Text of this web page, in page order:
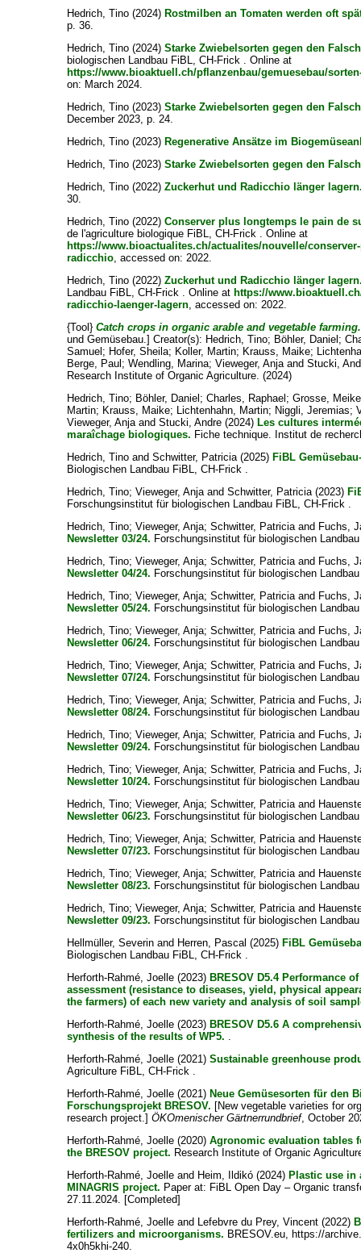
Hedrich, Tino (2024) Rostmilben an Tomaten werden oft
p. 36.
Hedrich, Tino (2024)Starke Zwiebelsorten gegen den
biologischen Landbau FiBL, CH-Frick . Online at
https://www.bioaktuell.ch/pflanzenbau/gemuesebau/
on: March 2024.
Hedrich, Tino (2023)Starke Zwiebelsorten gegen den
December 2023, p. 24.
Hedrich, Tino (2023) Regenerative Ansätze im
Hedrich, Tino (2023)Starke Zwiebelsorten gegen den
Hedrich, Tino (2022)Zuckerhut und Radicchio länger
30.
Hedrich, Tino (2022)Conserver plus longtemps le pain de
de l'agriculture biologique FiBL, CH-Frick . Online at
https://www.bioactualites.ch/actualites/nouvelle/
radicchio, accessed on: 2022.
Hedrich, Tino (2022)Zuckerhut und Radicchio länger
Landbau FiBL, CH-Frick . Online at https://
radicchio-laenger-lagern, accessed on: 2022.
{Tool}Catch crops in organic arable and vegetable farming.
und Gemüsebau.]Creator(s): Hedrich, Tino; Böhler, Daniel ;
Samuel ; Hofer, Sheila; Koller, Martin; Krauss, Maike;
Berge, Paul ;Wendling, Marina;Vieweger, AnjaandStucki,
Research Institute of Organic Agriculture. (2024)
Hedrich, Tino; Böhler, Daniel ;Charles, Raphael ;Grosse, Meike
Martin; Krauss, Maike; Lichtenhahn, Martin; Niggli, Jeremias;
Vieweger, AnjaandStucki, Andre (2024) Les cultures
maraîchage biologiques. Fiche technique. Institut de
Hedrich, Tino andSchwitter, Patricia(2025) FiBL
Biologischen Landbau FiBL, CH-Frick .
Hedrich, Tino;Vieweger, AnjaandSchwitter, Patricia(2023)
Forschungsinstitut für biologischen Landbau FiBL, CH-Frick .
Hedrich, Tino;Vieweger, Anja;Schwitter, Patriciaand Fuchs,
Newsletter 03/24. Forschungsinstitut für biologischen
Hedrich, Tino;Vieweger, Anja;Schwitter, Patriciaand Fuchs,
Newsletter 04/24. Forschungsinstitut für biologischen
Hedrich, Tino;Vieweger, Anja;Schwitter, Patriciaand Fuchs,
Newsletter 05/24. Forschungsinstitut für biologischen
Hedrich, Tino;Vieweger, Anja;Schwitter, Patriciaand Fuchs,
Newsletter 06/24. Forschungsinstitut für biologischen
Hedrich, Tino;Vieweger, Anja;Schwitter, Patriciaand Fuchs,
Newsletter 07/24. Forschungsinstitut für biologischen
Hedrich, Tino;Vieweger, Anja;Schwitter, Patriciaand Fuchs,
Newsletter 08/24. Forschungsinstitut für biologischen
Hedrich, Tino;Vieweger, Anja;Schwitter, Patriciaand Fuchs,
Newsletter 09/24. Forschungsinstitut für biologischen
Hedrich, Tino;Vieweger, Anja;Schwitter, Patriciaand Fuchs,
Newsletter 10/24. Forschungsinstitut für biologischen
Hedrich, Tino;Vieweger, Anja;Schwitter, Patriciaand
Newsletter 06/23. Forschungsinstitut für biologischen
Hedrich, Tino;Vieweger, Anja;Schwitter, Patriciaand
Newsletter 07/23. Forschungsinstitut für biologischen
Hedrich, Tino;Vieweger, Anja;Schwitter, Patriciaand
Newsletter 08/23. Forschungsinstitut für biologischen
Hedrich, Tino;Vieweger, Anja;Schwitter, Patriciaand
Newsletter 09/23. Forschungsinstitut für biologischen
Hellmüller, Severin and Herren, Pascal (2025) FiBL
Biologischen Landbau FiBL, CH-Frick .
Herforth-Rahmé, Joelle (2023) BRESOV D5.4 Performance
assessment (resistance to diseases, yield, physical
the farmers) of each new variety and analysis of soil
Herforth-Rahmé, Joelle (2023) BRESOV D5.6 A
synthesis of the results of WP5. .
Herforth-Rahmé, Joelle (2021)Sustainable greenhouse
Agriculture FiBL, CH-Frick .
Herforth-Rahmé, Joelle (2021) Neue Gemüsesorten für den
Forschungsprojekt BRESOV. [New vegetable varieties for
research project.]ÖKOmenischer Gärtnerrundbrief, October
Herforth-Rahmé, Joelle (2020)Agronomic evaluation tables
the BRESOV project. Research Institute of Organic
Herforth-Rahmé, Joelle and Heim, Ildikó (2024) Plastic use in
MINAGRIS project. Paper at: FiBL Open Day – Organic
27.11.2024. [Completed]
Herforth-Rahmé, Joelle and Lefebvre du Prey, Vincent (2022)
fertilizers and microorganisms. BRESOV.eu, https://
4x0h5khi-240.